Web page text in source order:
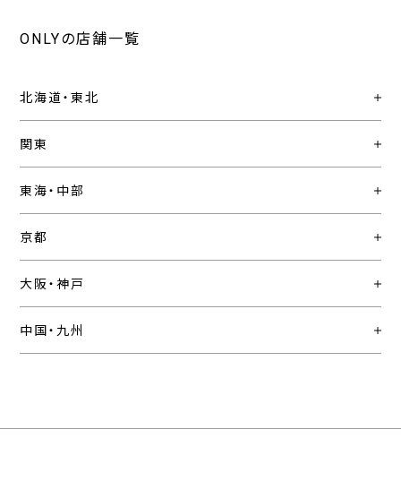
ONLYの店舗一覧
北海道・東北
関東
東海・中部
京都
大阪・神戸
中国・九州